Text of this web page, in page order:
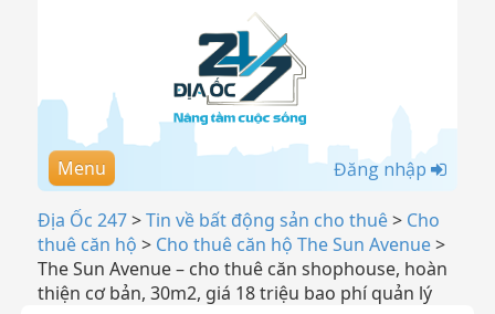
Menu Đăng nhập
Địa Ốc 247>Tin về bất động sản cho thuê> Cho
thuê căn hộ > Cho thuê căn hộ The Sun Avenue>
The Sun Avenue – cho thuê căn shophouse, hoàn
thiện cơ bản, 30m2, giá 18 triệu bao phí quản lý